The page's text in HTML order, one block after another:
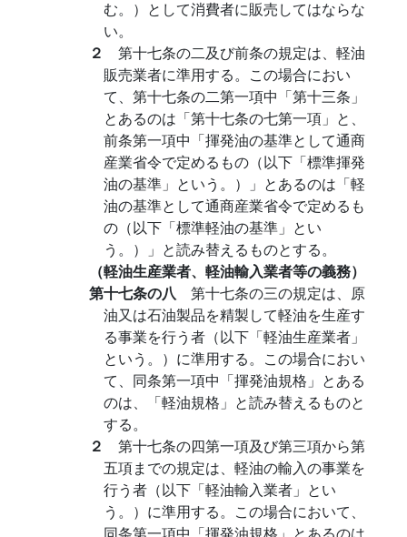
む。）として消費者に販売してはならな
い。
２ 第十七条の二及び前条の規定は、軽油
販売業者に準用する。この場合におい
て、第十七条の二第一項中「第十三条」
とあるのは「第十七条の七第一項」と、
前条第一項中「揮発油の基準として通商
産業省令で定めるもの（以下「標準揮発
油の基準」という。）」とあるのは「軽
油の基準として通商産業省令で定めるも
の（以下「標準軽油の基準」とい
う。）」と読み替えるものとする。
（軽油生産業者、軽油輸入業者等の義務）
第十七条の八 第十七条の三の規定は、原
油又は石油製品を精製して軽油を生産す
る事業を行う者（以下「軽油生産業者」
という。）に準用する。この場合におい
て、同条第一項中「揮発油規格」とある
のは、「軽油規格」と読み替えるものと
する。
２ 第十七条の四第一項及び第三項から第
五項までの規定は、軽油の輸入の事業を
行う者（以下「軽油輸入業者」とい
う。）に準用する。この場合において、